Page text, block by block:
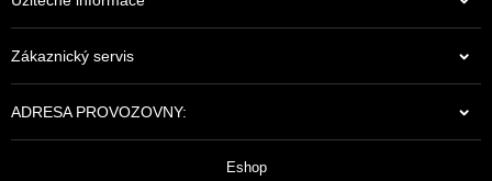
Zákaznický servis
ADRESA PROVOZOVNY:
Eshop